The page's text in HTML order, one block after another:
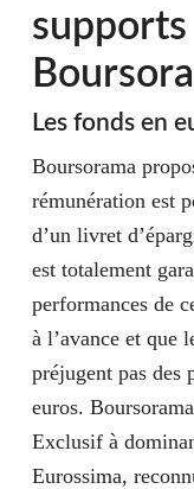
Les fonds en
Boursorama
rémunération est
d’un livret
est totalement
performances de
à l’avance et que
préjugent pas des
euros.
Exclusif à
Eurossima,